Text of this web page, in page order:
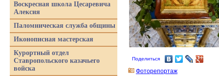
Поделиться
Фоторепортаж
Воскресная школа Цесаревича
Алексия
Паломническая служба общины
Иконописная мастерская
Курортный отдел
Ставропольского казачьего
войска